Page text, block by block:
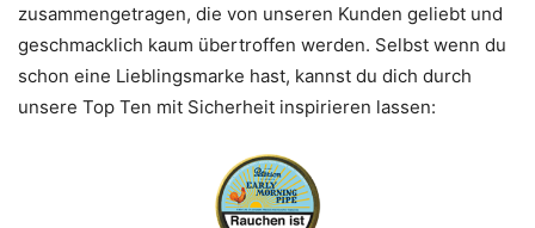
zusammengetragen, die von unseren Kunden geliebt und
geschmacklich kaum übertroffen werden. Selbst wenn du
schon eine Lieblingsmarke hast, kannst du dich durch
unsere Top Ten mit Sicherheit inspirieren lassen: